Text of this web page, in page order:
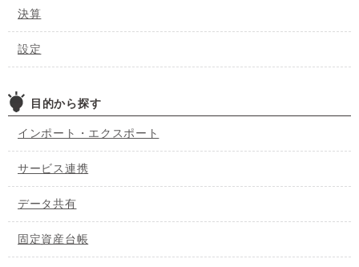
決算
設定
目的から探す
インポート・エクスポート
サービス連携
データ共有
固定資産台帳